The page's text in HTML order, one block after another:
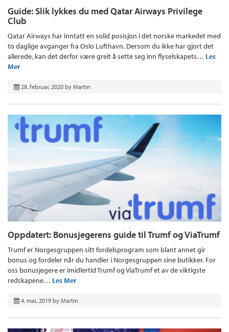
Guide: Slik lykkes du med Qatar Airways Privilege
Club
Qatar Airways har inntatt en solid posisjon i det norske markedet med
to daglige avganger fra Oslo Lufthavn. Dersom du ikke har gjort det
allerede, kan det derfor være greit å sette seg inn flyselskapets… Les
Mer
28. februar, 2020 by Martin
Oppdatert: Bonusjegerens guide til Trumf og ViaTrumf
Trumf er Norgesgruppen sitt fordelsprogram som blant annet gir
bonus og fordeler når du handler i Norgesgruppen sine butikker. For
oss bonusjegere er imidlertid Trumf og ViaTrumf et av de viktigste
redskapene… Les Mer
4. mai, 2019 by Martin